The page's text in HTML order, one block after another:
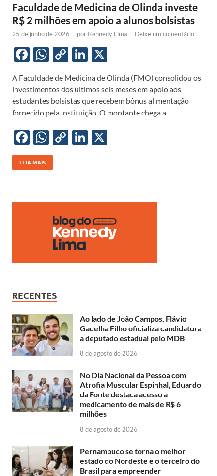
Faculdade de Medicina de Olinda investe
R$ 2 milhões em apoio a alunos bolsistas
25 de junho de 2026 - por Kennedy Lima - Deixe um comentário
F
e
b
o
o
k
W
at
s
A
p
p
C
p
y
Li
n
k
Li
k
e
dI
n
A Faculdade de Medicina de Olinda (FMO) consolidou os
investimentos dos últimos seis meses em apoio aos
estudantes bolsistas que recebem bônus alimentação
fornecido pela instituição. O montante chega a …
F
ac
e
o
W
h
at
A
p
p
C
Li
n
k
Li
dI
n
LEIA MAIS
RECENTES
Ao lado de João Campos, Flávio
Gadelha Filho oficializa candidatura
a deputado estadual pelo MDB
8 de agosto de 2026
No Dia Nacional da Pessoa com
Atrofia Muscular Espinhal, Eduardo
da Fonte destaca acesso a
medicamento de mais de R$ 6
milhões
8 de agosto de 2026
Pernambuco se torna o melhor
estado do Nordeste e o terceiro do
Brasil para empreender